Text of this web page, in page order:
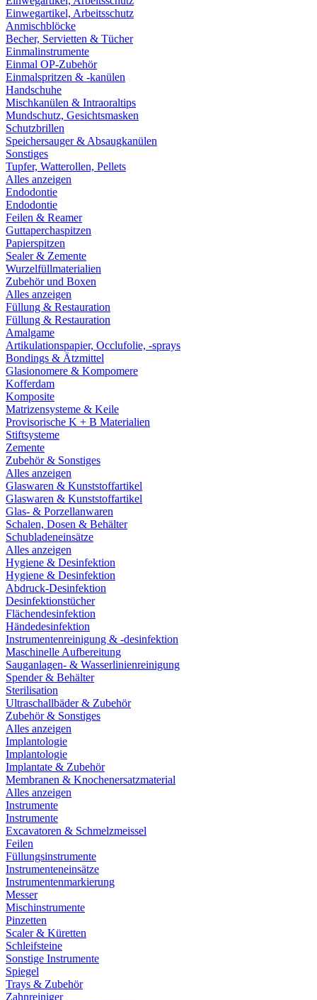
Einwegartikel, Arbeitsschutz
Anmischblöcke
Becher, Servietten & Tücher
Einmalinstrumente
Einmal OP-Zubehör
Einmalspritzen & -kanülen
Handschuhe
Mischkanülen & Intraoraltips
Mundschutz, Gesichtsmasken
Schutzbrillen
Speichersauger & Absaugkanülen
Sonstiges
Tupfer, Watterollen, Pellets
Alles anzeigen
Endodontie
Endodontie
Feilen & Reamer
Guttaperchaspitzen
Papierspitzen
Sealer & Zemente
Wurzelfüllmaterialien
Zubehör und Boxen
Alles anzeigen
Füllung & Restauration
Füllung & Restauration
Amalgame
Artikulationspapier, Occlufolie, -sprays
Bondings & Ätzmittel
Glasionomere & Kompomere
Kofferdam
Komposite
Matrizensysteme & Keile
Provisorische K + B Materialien
Stiftsysteme
Zemente
Zubehör & Sonstiges
Alles anzeigen
Glaswaren & Kunststoffartikel
Glaswaren & Kunststoffartikel
Glas- & Porzellanwaren
Schalen, Dosen & Behälter
Schubladeneinsätze
Alles anzeigen
Hygiene & Desinfektion
Hygiene & Desinfektion
Abdruck-Desinfektion
Desinfektionstücher
Flächendesinfektion
Händedesinfektion
Instrumentenreinigung & -desinfektion
Maschinelle Aufbereitung
Sauganlagen- & Wasserlinienreinigung
Spender & Behälter
Sterilisation
Ultraschallbäder & Zubehör
Zubehör & Sonstiges
Alles anzeigen
Implantologie
Implantologie
Implantate & Zubehör
Membranen & Knochenersatzmaterial
Alles anzeigen
Instrumente
Instrumente
Excavatoren & Schmelzmeissel
Feilen
Füllungsinstrumente
Instrumenteneinsätze
Instrumentenmarkierung
Messer
Mischinstrumente
Pinzetten
Scaler & Küretten
Schleifsteine
Sonstige Instrumente
Spiegel
Trays & Zubehör
Zahnreiniger